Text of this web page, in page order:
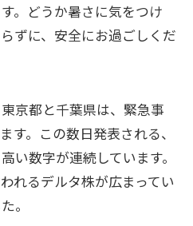
。どうか暑さに気をつけ
ずに、安全にお過ごしくだ
京都と千葉県は、緊急事
す。この数日発表される、
い数字が連続しています。
れるデルタ株が広まってい
。